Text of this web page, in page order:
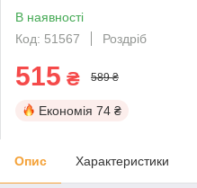
В наявності
Код: 51567
Роздріб
515 ₴ 589 ₴
Економія 74 ₴
Опис Характеристики